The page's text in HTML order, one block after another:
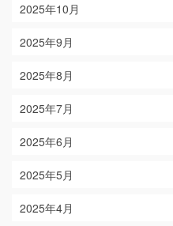
2025年10月
2025年9月
2025年8月
2025年7月
2025年6月
2025年5月
2025年4月